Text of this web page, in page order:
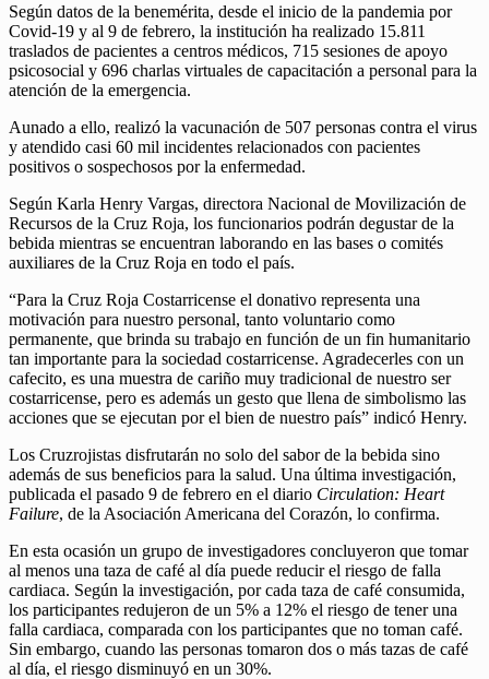
Según datos de la benemérita, desde el inicio de la pandemia por
Covid-19 y al 9 de febrero, la institución ha realizado 15.811
traslados de pacientes a centros médicos, 715 sesiones de apoyo
psicosocial y 696 charlas virtuales de capacitación a personal para la
atención de la emergencia.
Aunado a ello, realizó la vacunación de 507 personas contra el virus
y atendido casi 60 mil incidentes relacionados con pacientes
positivos o sospechosos por la enfermedad.
Según Karla Henry Vargas, directora Nacional de Movilización de
Recursos de la Cruz Roja, los funcionarios podrán degustar de la
bebida mientras se encuentran laborando en las bases o comités
auxiliares de la Cruz Roja en todo el país.
“Para la Cruz Roja Costarricense el donativo representa una
motivación para nuestro personal, tanto voluntario como
permanente, que brinda su trabajo en función de un fin humanitario
tan importante para la sociedad costarricense. Agradecerles con un
cafecito, es una muestra de cariño muy tradicional de nuestro ser
costarricense, pero es además un gesto que llena de simbolismo las
acciones que se ejecutan por el bien de nuestro país” indicó Henry.
Los Cruzrojistas disfrutarán no solo del sabor de la bebida sino
además de sus beneficios para la salud. Una última investigación,
publicada el pasado 9 de febrero en el diario Circulation: Heart
Failure, de la Asociación Americana del Corazón, lo confirma.
En esta ocasión un grupo de investigadores concluyeron que tomar
al menos una taza de café al día puede reducir el riesgo de falla
cardiaca. Según la investigación, por cada taza de café consumida,
los participantes redujeron de un 5% a 12% el riesgo de tener una
falla cardiaca, comparada con los participantes que no toman café.
Sin embargo, cuando las personas tomaron dos o más tazas de café
al día, el riesgo disminuyó en un 30%.